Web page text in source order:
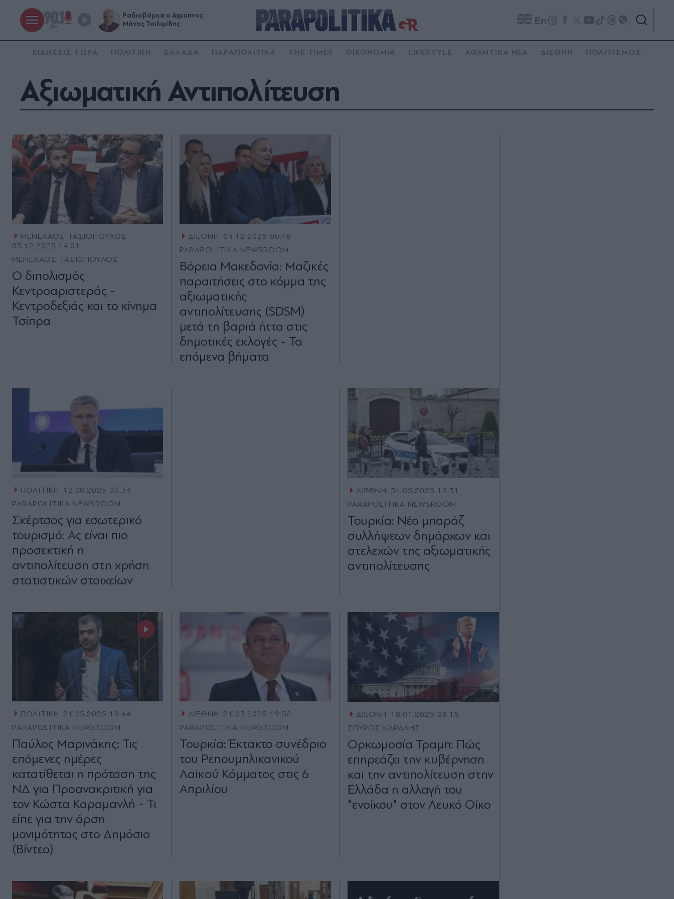
Ραδιοβάρκα ο Άγρυπνος
Μάνος Τσιλιμίδης
En
ΕΙΔΗΣΕΙΣ ΤΩΡΑ ΠΟΛΙΤΙΚΗ ΕΛΛΑΔΑ ΠΑΡΑΠΟΛΙΤΙΚΑ THE TIMES ΟΙΚΟΝΟΜΙΑ LIFESTYLE ΑΘΛΗΤΙΚΑ ΝΕΑ ΔΙΕΘΝΗ ΠΟΛΙΤΙΣΜΟΣ
Αξιωματική Αντιπολίτευση
ΜΕΝΕΛΑΟΣ ΤΑΣΙΟΠΟΥΛΟΣ
05.12.2025 14:01
ΜΕΝΕΛΑΟΣ ΤΑΣΙΟΠΟΥΛΟΣ
Ο διπολισµός
Κεντροαριστεράς -
Κεντροδεξιάς και το κίνηµα
Τσίπρα
ΔΙΕΘΝΗ
04.12.2025 00:48
PARAPOLITIKA NEWSROOM
Βόρεια Μακεδονία: Μαζικές
παραιτήσεις στο κόμμα της
αξιωματικής
αντιπολίτευσης (SDSM)
μετά τη βαριά ήττα στις
δημοτικές εκλογές - Τα
επόμενα βήματα
ΠΟΛΙΤΙΚΗ
12.08.2025 00:34
PARAPOLITIKA NEWSROOM
Σκέρτσος για εσωτερικό
τουρισμό: Ας είναι πιο
προσεκτική η
αντιπολίτευση στη χρήση
στατιστικών στοιχείων
ΔΙΕΘΝΗ
31.05.2025 12:31
PARAPOLITIKA NEWSROOM
Τουρκία: Νέο μπαράζ
συλλήψεων δημάρχων και
στελεχών της αξιωματικής
αντιπολίτευσης
ΠΟΛΙΤΙΚΗ
21.05.2025 19:44
PARAPOLITIKA NEWSROOM
Παύλος Μαρινάκης: Τις
επόμενες ημέρες
κατατίθεται η πρόταση της
ΝΔ για Προανακριτική για
τον Κώστα Καραμανλή - Τι
είπε για την άρση
μονιμότητας στο Δημόσιο
(Βίντεο)
ΔΙΕΘΝΗ
21.03.2025 19:50
PARAPOLITIKA NEWSROOM
Τουρκία: Έκτακτο συνέδριο
του Ρεπουμπλικανικού
Λαϊκoύ Κόμματος στις 6
Απριλίου
ΔΙΕΘΝΗ
18.01.2025 08:15
ΣΠΥΡΟΣ ΚΑΡΑΛΗΣ
Ορκωμοσία Τραμπ: Πώς
επηρεάζει την κυβέρνηση
και την αντιπολίτευση στην
Ελλάδα η αλλαγή του
"ενοίκου" στον Λευκό Οίκο